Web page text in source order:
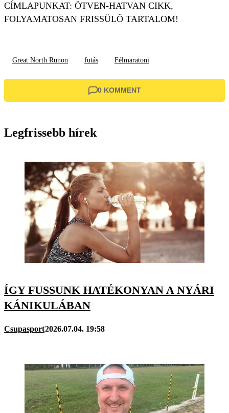
CÍMLAPUNKAT: ÖTVEN-HATVAN CIKK,
FOLYAMATOSAN FRISSÜLŐ TARTALOM!
Great North Runon futás Félmaratoni
0 KOMMENT
Legfrissebb hírek
ÍGY FUSSUNK HATÉKONYAN A NYÁRI
KÁNIKULÁBAN
Csupasport2026.07.04. 19:58